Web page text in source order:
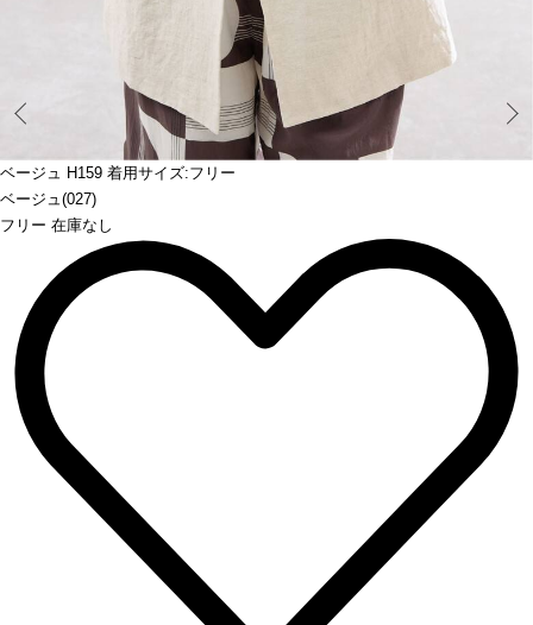
ベージュ H159 着用サイズ:フリー
ベージュ(027)
フリー 在庫なし